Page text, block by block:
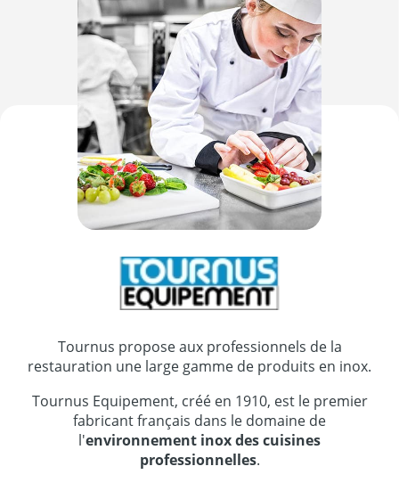
Tournus propose aux professionnels de la
restauration une large gamme de produits en inox.
Tournus Equipement, créé en 1910, est le premier
fabricant français dans le domaine de
l'environnement inox des cuisines
professionnelles.